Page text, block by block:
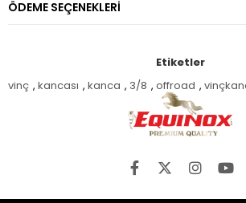
ÖDEME SEÇENEKLERI
Etiketler
vinç , kancası , kanca , 3/8 , offroad ,